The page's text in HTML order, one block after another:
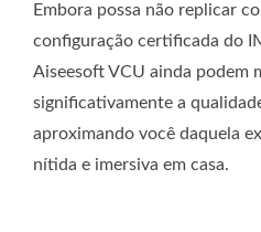
Embora possa não replicar
configuração certificada do
Aiseesoft VCU ainda podem
significativamente a
aproximando você daquela
nítida e imersiva em casa.